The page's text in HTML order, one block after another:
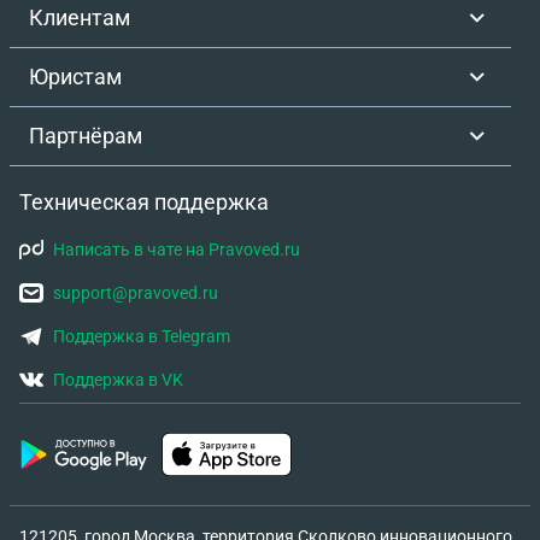
Клиентам
Юристам
Партнёрам
Техническая поддержка
Написать в чате на Pravoved.ru
support@pravoved.ru
Поддержка в Telegram
Поддержка в VK